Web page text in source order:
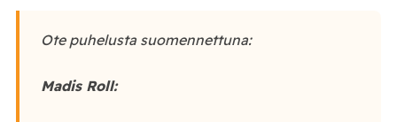
Ote puhelusta suomennettuna:
Madis Roll: